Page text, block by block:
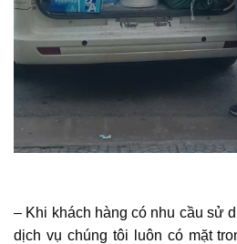
– Khi khách hàng có nhu cầu sử
dịch vụ chúng tôi luôn có mặt